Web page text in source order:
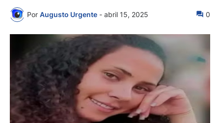
Por Augusto Urgente - abril 15, 2025 0